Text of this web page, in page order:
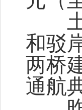
土
和驳
两桥
通航